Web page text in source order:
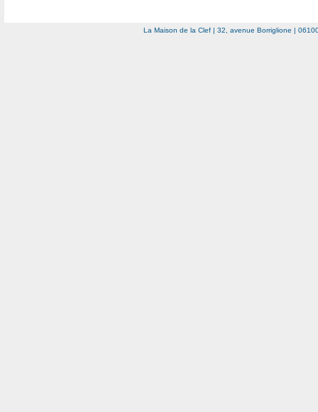
La Maison de la Clef | 32, avenue Borriglione |